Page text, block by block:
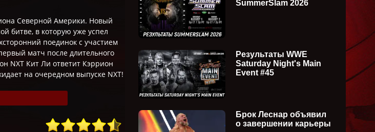
Северной Америки. Новый
битве, в которую уже успел
поединок с участием
матч после длительного
NXT Кит Ли ответит Кэррион
на очередном выпуске NXT!
SummerSlam 2026
Результаты WWE
Saturday Night's Main
Event #45
Брок Леснар объявил
о завершении карьеры